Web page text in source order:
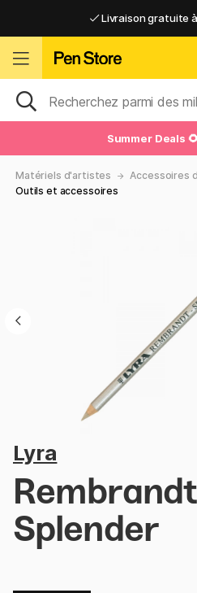
Livraison gratuite
Livraison domicile
Livraison gratuite
Livraison domicile
Summer Deals
Matériels d'artistes
Accessoires
Outils et accessoires
Lyra
Rembrandt
Splender